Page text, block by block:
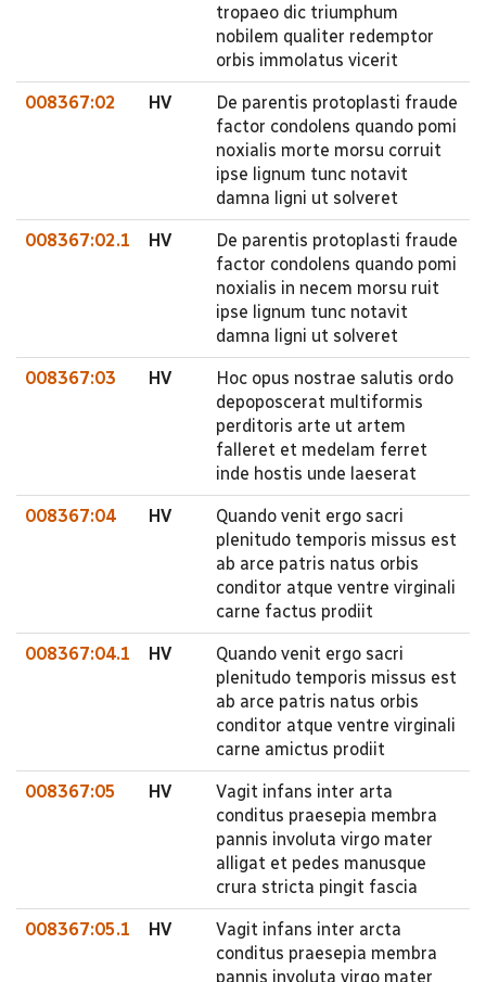
tropaeo dic triumphum
nobilem qualiter redemptor
orbis immolatus vicerit
008367:02 HV
De parentis protoplasti fraude
factor condolens quando pomi
noxialis morte morsu corruit
ipse lignum tunc notavit
damna ligni ut solveret
008367:02.1 HV
De parentis protoplasti fraude
factor condolens quando pomi
noxialis in necem morsu ruit
ipse lignum tunc notavit
damna ligni ut solveret
008367:03 HV
Hoc opus nostrae salutis ordo
depoposcerat multiformis
perditoris arte ut artem
falleret et medelam ferret
inde hostis unde laeserat
008367:04 HV
Quando venit ergo sacri
plenitudo temporis missus est
ab arce patris natus orbis
conditor atque ventre virginali
carne factus prodiit
008367:04.1 HV
Quando venit ergo sacri
plenitudo temporis missus est
ab arce patris natus orbis
conditor atque ventre virginali
carne amictus prodiit
008367:05 HV
Vagit infans inter arta
conditus praesepia membra
pannis involuta virgo mater
alligat et pedes manusque
crura stricta pingit fascia
008367:05.1 HV
Vagit infans inter arcta
conditus praesepia membra
pannis involuta virgo mater